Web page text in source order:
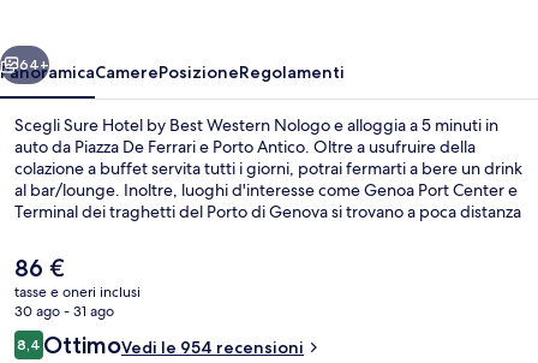
Nologo
Avanti
64+
PanoramicaCamerePosizioneRegolamenti
Scegli Sure Hotel by Best Western Nologo e alloggia a 5 minuti in
auto da Piazza De Ferrari e Porto Antico. Oltre a usufruire della
colazione a buffet servita tutti i giorni, potrai fermarti a bere un drink
al bar/lounge. Inoltre, luoghi d'interesse come Genoa Port Center e
Terminal dei traghetti del Porto di Genova si trovano a poca distanza
gentile della struttura.
Il
prezzo
attuale
è
86 €
86 €
tasse e oneri inclusi
30 ago - 31 ago
Recensioni
8,48,4 su 10
OttimoVedi le 954 recensioni